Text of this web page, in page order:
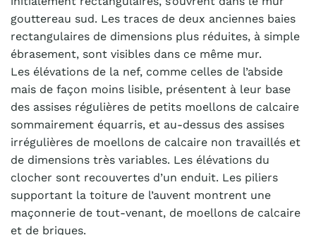
gouttereau sud. Les traces de deux anciennes baies
rectangulaires de dimensions plus réduites, à simple
ébrasement, sont visibles dans ce même mur.
Les élévations de la nef, comme celles de l’abside
mais de façon moins lisible, présentent à leur base
des assises régulières de petits moellons de calcaire
sommairement équarris, et au-dessus des assises
irrégulières de moellons de calcaire non travaillés et
de dimensions très variables. Les élévations du
clocher sont recouvertes d’un enduit. Les piliers
supportant la toiture de l’auvent montrent une
maçonnerie de tout-venant, de moellons de calcaire
et de briques.